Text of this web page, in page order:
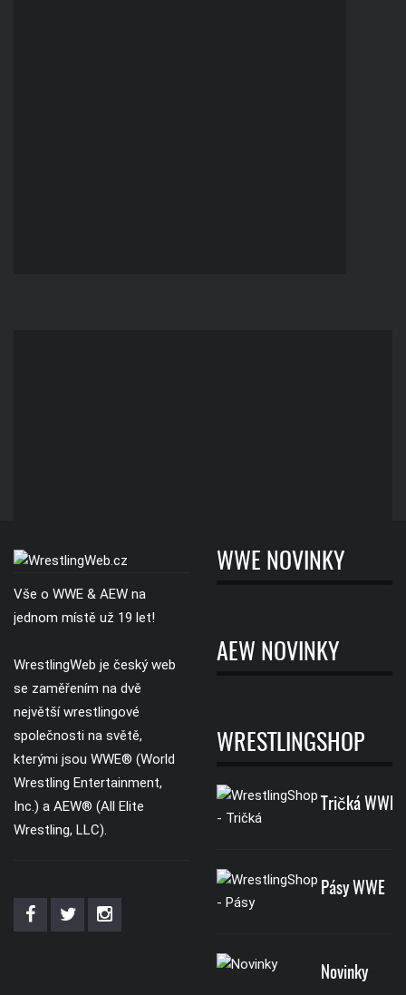
Vše o WWE & AEW na
jednom místě už 19 let!
WrestlingWeb je český web
se zaměřením na dvě
největší wrestlingové
společnosti na světě,
kterými jsou WWE® (World
Wrestling Entertainment,
Inc.) a AEW® (All Elite
Wrestling, LLC).
WWE NOVINKY
AEW NOVINKY
WRESTLINGSHOP
Tričká WWE
Pásy WWE
Novinky